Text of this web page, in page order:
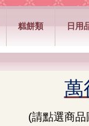
糕餅類 日用
萬
(請點選商